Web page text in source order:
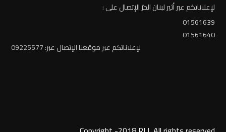
لإعلاناتكم عبر أثير لبنان الحرّ الإتصال على :
01561639
01561640
لإعلاناتكم عبر موقعنا الإتصال عبر: 09225577